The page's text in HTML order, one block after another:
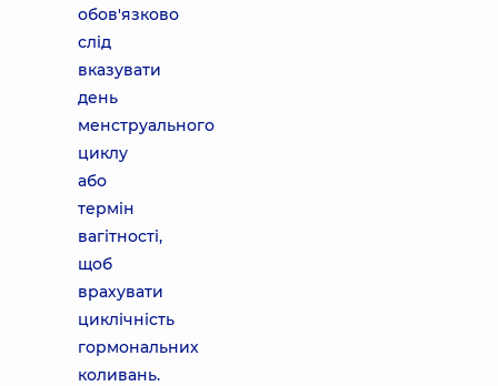
обов'язково
слід
вказувати
день
менструального
циклу
або
термін
вагітності,
щоб
врахувати
циклічність
гормональних
коливань.